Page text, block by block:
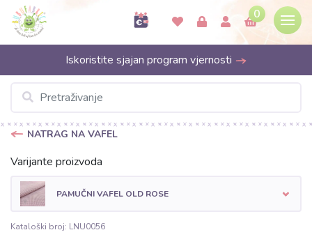
0
Iskoristite sjajan program vjernosti
NATRAG NA VAFEL
Varijante proizvoda
PAMUČNI VAFEL OLD ROSE
Kataloški broj: LNU0056